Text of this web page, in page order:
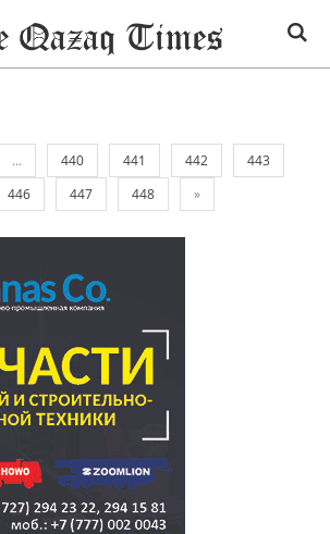
... 440 441 442
443
446 447 448 »